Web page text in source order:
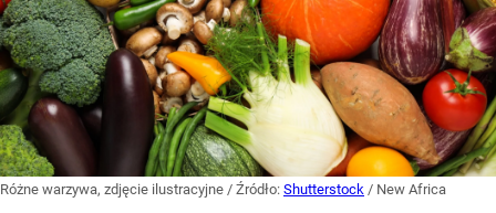
Różne warzywa, zdjęcie ilustracyjne / Źródło: Shutterstock / New Africa